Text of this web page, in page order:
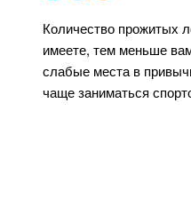
Количество прожитых
имеете, тем меньше
слабые места в
чаще заниматься